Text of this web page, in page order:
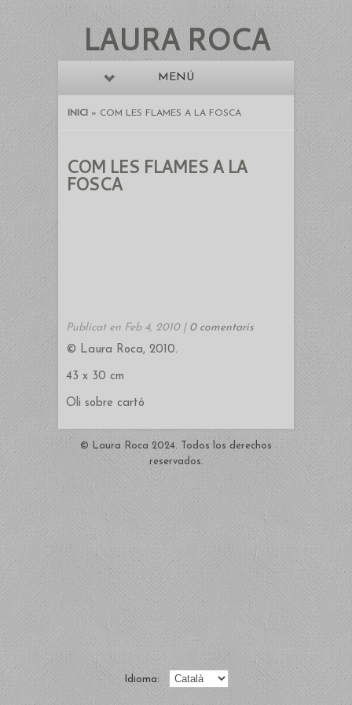
Idioma:
LAURA ROCA
MENÚ
INICI » COM LES FLAMES A LA FOSCA
COM LES FLAMES A LA
FOSCA
Publicat en Feb 4, 2010 | 0 comentaris
© Laura Roca, 2010.
43 x 30 cm
Oli sobre cartó
© Laura Roca 2024. Todos los derechos
reservados.